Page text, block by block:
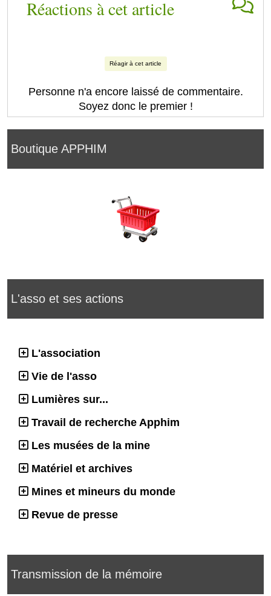
Boutique APPHIM
L'asso et ses actions
L'association
Vie de l'asso
Lumières sur...
Travail de recherche Apphim
Les musées de la mine
Matériel et archives
Mines et mineurs du monde
Revue de presse
Transmission de la mémoire
Réactions à cet article
Réagir à cet article
Personne n'a encore laissé de commentaire.
Soyez donc le premier !